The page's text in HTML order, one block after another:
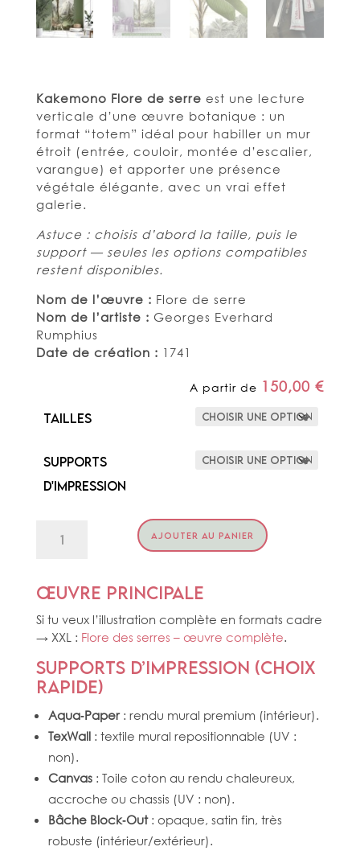
Kakemono Flore de serre est une lecture
verticale d’une œuvre botanique : un
format “totem” idéal pour habiller un mur
étroit (entrée, couloir, montée d’escalier,
varangue) et apporter une présence
végétale élégante, avec un vrai effet
galerie.
Astuce : choisis d’abord la taille, puis le
support — seules les options compatibles
restent disponibles.
Nom de l’œuvre : Flore de serre
Nom de l’artiste : Georges Everhard
Rumphius
Date de création : 1741
A partir de 150,00€
Tailles
Supports
d'impression
AJOUTER AU PANIER
Œuvre principale
Si tu veux l’illustration complète en formats cadre
→ XXL : Flore des serres – œuvre complète.
Supports d’impression (choix
rapide)
Aqua‑Paper: rendu mural premium (intérieur).
TexWall: textile mural repositionnable (UV :
non).
Canvas: Toile coton au rendu chaleureux,
accroche ou chassis (UV : non).
Bâche Block‑Out: opaque, satin fin, très
robuste (intérieur/extérieur).